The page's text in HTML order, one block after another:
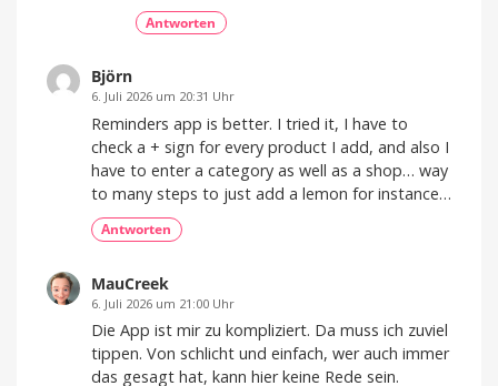
Antworten
Björn
6. Juli 2026 um 20:31 Uhr
Reminders app is better. I tried it, I have to
check a + sign for every product I add, and also I
have to enter a category as well as a shop… way
to many steps to just add a lemon for instance…
Antworten
MauCreek
6. Juli 2026 um 21:00 Uhr
Die App ist mir zu kompliziert. Da muss ich zuviel
tippen. Von schlicht und einfach, wer auch immer
das gesagt hat, kann hier keine Rede sein.